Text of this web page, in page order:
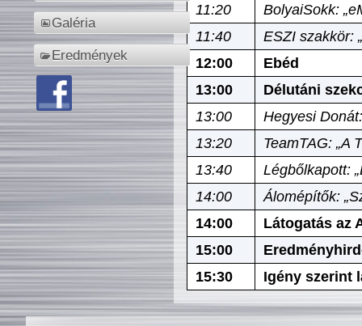
Galéria
Eredmények
11:20
BolyaiSokk:
11:40
ESZI szakkör:
12:00
Ebéd
13:00
Délutáni
13:00
Hegyesi
13:20
TeamTAG: „A
13:40
Légbőlkapott:
14:00
Álomépítők:
14:00
Látogatás az
15:00
15:30
Igény szerint